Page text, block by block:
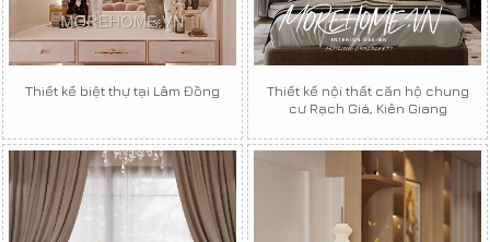
Thiết kế biệt thự tại Lâm Đồng
Thiết kế nội thất căn hộ chung
cư Rạch Giá, Kiên Giang